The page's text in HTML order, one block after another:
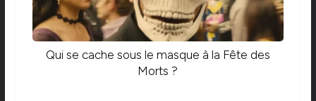
Qui se cache sous le masque à la Fête des
Morts ?